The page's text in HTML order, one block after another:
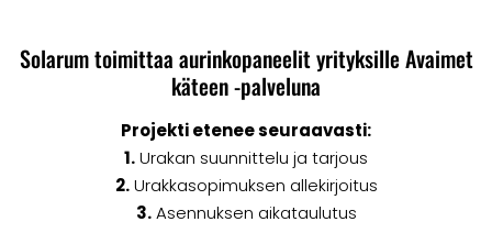
Solarum toimittaa aurinkopaneelit yrityksille Avaimet
käteen -palveluna
Projekti etenee seuraavasti:
1.Urakan suunnittelu ja tarjous
2.Urakkasopimuksen allekirjoitus
3.Asennuksen aikataulutus